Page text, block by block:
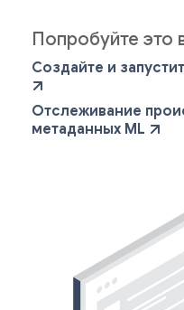
Попробуйте это
Создайте и
Отслеживание
метаданных ML